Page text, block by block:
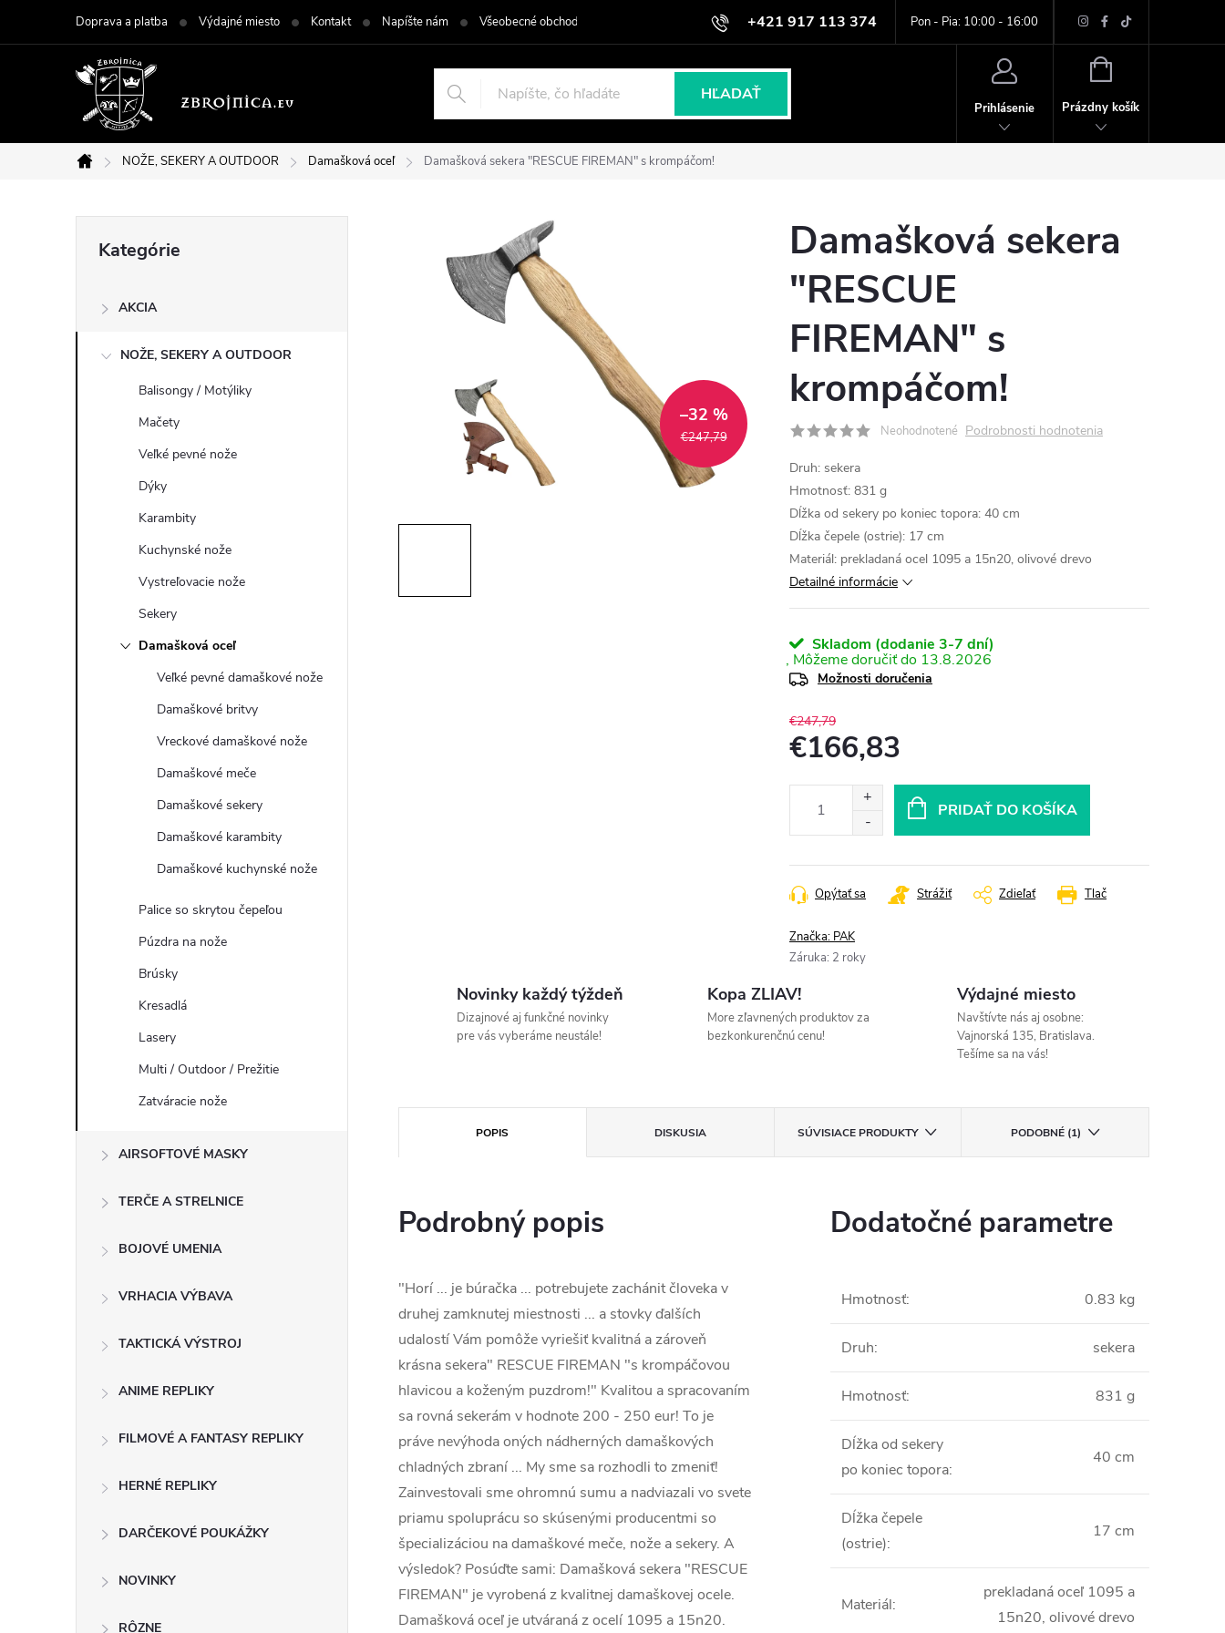
+421 917 113 374 Pon - Pia: 10:00 - 16:00
Doprava a platba Výdajné miesto Kontakt Napíšte nám Všeobecné obchodné podmienky Podmienky ochrany osobných údajov
HĽADAŤ
Prihlásenie
NÁKUPNÝ
Prázdny košík
Domov
NOŽE, SEKERY A OUTDOOR Damašková oceľ Damašková sekera "RESCUE FIREMAN" s krompáčom!
č
kategórie
Kategórie
AKCIA
NOŽE, SEKERY A OUTDOOR
Balisongy / Motýliky
Mačety
Veľké pevné nože
Dýky
Karambity
Kuchynské nože
Vystreľovacie nože
Sekery
Damašková oceľ
Veľké pevné damaškové nože
Damaškové britvy
Vreckové damaškové nože
Damaškové meče
Damaškové sekery
Damaškové karambity
Damaškové kuchynské nože
Palice so skrytou čepeľou
Púzdra na nože
Brúsky
Kresadlá
Lasery
Multi / Outdoor / Prežitie
Zatváracie nože
AIRSOFTOVÉ MASKY
TERČE A STRELNICE
BOJOVÉ UMENIA
VRHACIA VÝBAVA
TAKTICKÁ VÝSTROJ
ANIME REPLIKY
FILMOVÉ A FANTASY REPLIKY
HERNÉ REPLIKY
DARČEKOVÉ POUKÁŽKY
NOVINKY
RÔZNE
€247,79
–32 %
Damašková sekera
"RESCUE
FIREMAN" s
krompáčom!
Neohodnotené Podrobnosti hodnotenia
Druh: sekera
Hmotnosť: 831 g
Dĺžka od sekery po koniec topora: 40 cm
Dĺžka čepele (ostrie): 17 cm
Materiál: prekladaná ocel 1095 a 15n20, olivové drevo
Detailné informácie
Skladom (dodanie 3-7 dní)
13.8.2026
Možnosti doručenia
€247,79
€166,83
PRIDAŤ DO KOŠÍKA
Tlač
Opýtať sa Strážiť Zdieľať
Značka: PAK
Záruka: 2 roky
Novinky každý týždeň
Dizajnové aj funkčné novinky
pre vás vyberáme neustále!
Kopa ZLIAV!
More zľavnených produktov za
bezkonkurenčnú cenu!
Výdajné miesto
Navštívte nás aj osobne:
Vajnorská 135, Bratislava.
Tešíme sa na vás!
POPIS DISKUSIA SÚVISIACE PRODUKTY PODOBNÉ (1)
Podrobný popis
"Horí ... je búračka ... potrebujete zachánit človeka v
druhej zamknutej miestnosti ... a stovky ďalších
udalostí Vám pomôže vyriešiť kvalitná a zároveň
krásna sekera" RESCUE FIREMAN "s krompáčovou
hlavicou a koženým puzdrom!" Kvalitou a spracovaním
sa rovná sekerám v hodnote 200 - 250 eur! To je
práve nevýhoda oných nádherných damaškových
chladných zbraní ... My sme sa rozhodli to zmeniť!
Zainvestovali sme ohromnú sumu a nadviazali vo svete
priamu spoluprácu so skúsenými producentmi so
špecializáciou na damaškové meče, nože a sekery. A
výsledok? Posúďte sami: Damašková sekera "RESCUE
FIREMAN" je vyrobená z kvalitnej damaškovej ocele.
Damašková oceľ je utváraná z ocelí 1095 a 15n20.
Dodatočné parametre
Hmotnosť: 0.83 kg
Druh: sekera
Hmotnosť: 831 g
Dĺžka od sekery
po koniec topora:
40 cm
Dĺžka čepele
(ostrie):
17 cm
Materiál:
prekladaná oceľ 1095 a
15n20, olivové drevo